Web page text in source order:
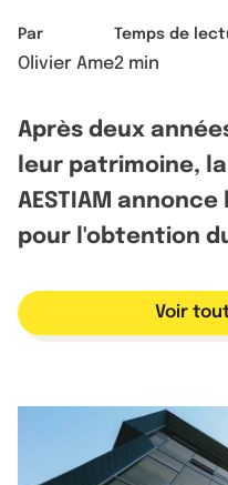
Par
Olivier Ame
Temps de
2 min
Après deux
leur patrimoine,
AESTIAM
pour l'obtention
Voir